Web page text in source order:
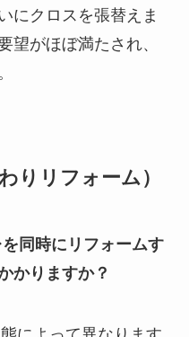
にクロスを張替えま
望がほぼ満たされ、
りリフォーム）
同時にリフォームす
かりますか？